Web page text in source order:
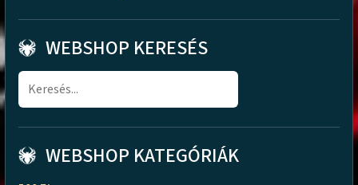
WEBSHOP KERESÉS
WEBSHOP KATEGÓRIÁK